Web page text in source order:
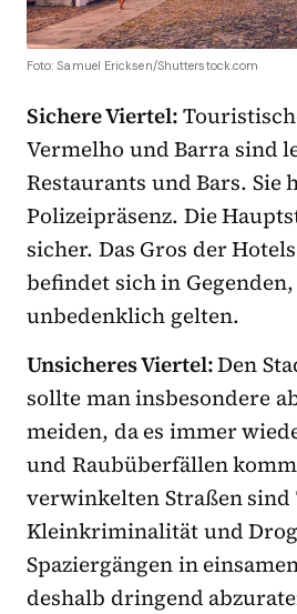
Foto: Samuel Ericksen/Shutterstock.com
Sichere Viertel:
Vermelho und Barra sind
Restaurants und Bars. Sie
Polizeipräsenz. Die
sicher. Das Gros der
befindet sich in
unbedenklich gelten.
Unsicheres Viertel:Den
sollte man insbesondere
meiden, da es immer
und Raubüberfällen
verwinkelten Straßen
Kleinkriminalität und
Spaziergängen in
deshalb dringend